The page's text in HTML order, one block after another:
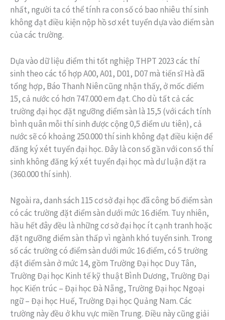
nhất, người ta có thể tính ra con số có bao nhiêu thí sinh
không đạt điều kiện nộp hồ sơ xét tuyển dựa vào điểm sàn
của các trường.
Dựa vào dữ liệu điểm thi tốt nghiệp THPT 2023 các thí
sinh theo các tổ hợp A00, A01, D01, D07 mà tiến sĩ Hà đã
tổng hợp, Báo Thanh Niên cũng nhận thấy, ở mốc điểm
15, cả nước có hơn 747.000 em đạt. Cho dù tất cả các
trường đại học đặt ngưỡng điểm sàn là 15,5 (với cách tính
bình quân mỗi thí sinh được cộng 0,5 điểm ưu tiên), cả
nước sẽ có khoảng 250.000 thí sinh không đạt điều kiện để
đăng ký xét tuyển đại học. Đây là con số gần với con số thí
sinh không đăng ký xét tuyển đại học mà dư luận đặt ra
(360.000 thí sinh).
Ngoài ra, danh sách 115 cơ sở đại học đã công bố điểm sàn
có các trường đặt điểm sàn dưới mức 16 điểm. Tuy nhiên,
hầu hết đây đều là những cơ sở đại học ít cạnh tranh hoặc
đặt ngưỡng điểm sàn thấp vì ngành khó tuyển sinh. Trong
số các trường có điểm sàn dưới mức 16 điểm, có 5 trường
đặt điểm sàn ở mức 14, gồm Trường Đại học Duy Tân,
Trường Đại học Kinh tế kỹ thuật Bình Dương, Trường Đại
học Kiến trúc – Đại học Đà Nẵng, Trường Đại học Ngoại
ngữ – Đại học Huế, Trường Đại học Quảng Nam. Các
trường này đều ở khu vực miền Trung. Điều này cũng giải